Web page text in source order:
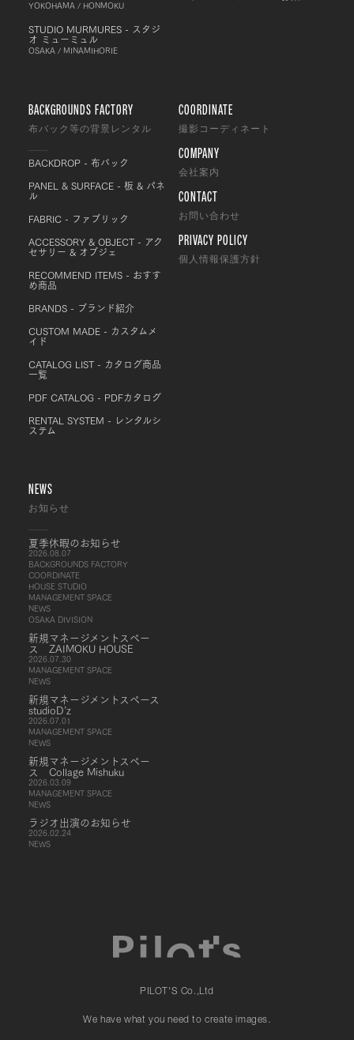
YOKOHAMA / HONMOKU
STUDIO MURMURES - スタジ
オ ミューミュル
OSAKA / MINAMIHORIE
BACKGROUNDS FACTORY
布バック等の背景レンタル
BACKDROP - 布バック
PANEL & SURFACE - 板 & パネ
ル
FABRIC - ファブリック
ACCESSORY & OBJECT - アク
セサリー & オブジェ
RECOMMEND ITEMS - おすす
め商品
BRANDS - ブランド紹介
CUSTOM MADE - カスタムメ
イド
CATALOG LIST - カタログ商品
一覧
PDF CATALOG - PDFカタログ
RENTAL SYSTEM - レンタルシ
ステム
COORDINATE
撮影コーディネート
COMPANY
会社案内
CONTACT
お問い合わせ
PRIVACY POLICY
個人情報保護方針
NEWS
お知らせ
夏季休暇のお知らせ
2026.08.07
BACKGROUNDS FACTORY
COORDINATE
HOUSE STUDIO
MANAGEMENT SPACE
NEWS
OSAKA DIVISION
新規マネージメントスペー
ス ZAIMOKU HOUSE
2026.07.30
MANAGEMENT SPACE
NEWS
新規マネージメントスペース
studioD’z
2026.07.01
MANAGEMENT SPACE
NEWS
新規マネージメントスペー
ス Collage Mishuku
2026.03.09
MANAGEMENT SPACE
NEWS
ラジオ出演のお知らせ
2026.02.24
NEWS
PILOT'S Co.,Ltd
We have what you need to create images.